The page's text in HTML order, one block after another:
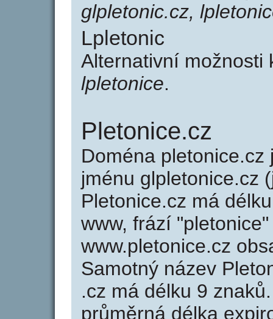
glpletonic.cz,
Lpletonic
Alternativní
lpletonice.
Pletonice.cz
Doména
jménu glpletonice.cz
Pletonice.cz má
www, frází
www.pletonice.cz
Samotný název
.cz má délku 9
průměrná délka